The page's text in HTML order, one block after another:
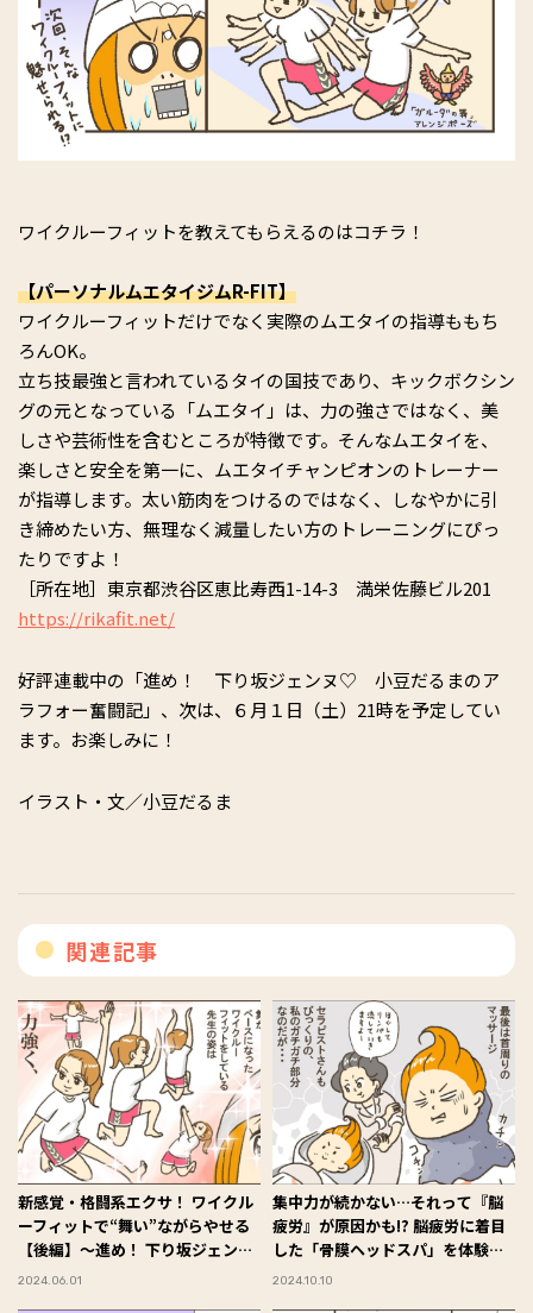
ワイクルーフィットを教えてもらえるのはコチラ！
【パーソナルムエタイジムR-FIT】
ワイクルーフィットだけでなく実際のムエタイの指導ももち
ろんOK。
立ち技最強と言われているタイの国技であり、キックボクシン
グの元となっている「ムエタイ」は、力の強さではなく、美
しさや芸術性を含むところが特徴です。そんなムエタイを、
楽しさと安全を第一に、ムエタイチャンピオンのトレーナー
が指導します。太い筋肉をつけるのではなく、しなやかに引
き締めたい方、無理なく減量したい方のトレーニングにぴっ
たりですよ！
［所在地］東京都渋谷区恵比寿西1-14-3 満栄佐藤ビル201
https://rikafit.net/
好評連載中の「進め！ 下り坂ジェンヌ♡ 小豆だるまのア
ラフォー奮闘記」、次は、６月１日（土）21時を予定してい
ます。お楽しみに！
イラスト・文／小豆だるま
関連記事
新感覚・格闘系エクサ！ ワイクル
ーフィットで“舞い”ながらやせる
【後編】～進め！ 下り坂ジェンヌ
♡ 小豆だるまのアラフォー奮闘
2024.06.01
集中力が続かない…それって『脳
疲労』が原因かも!? 脳疲労に着目
した「骨膜ヘッドスパ」を体験取
材！【後編】～進め！ 下り坂ジェ
2024.10.10